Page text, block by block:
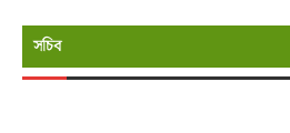
সচিব